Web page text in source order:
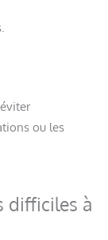
ou les
difficiles à